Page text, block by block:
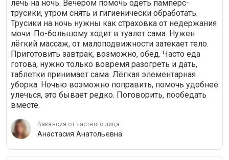
лечь на ночь. Вечером помочь одеть памперс-
трусики, утром снять и гигиенически обработать.
Трусики на ночь нужны как страховка от недержания
мочи. По-большому ходит в туалет сама. Нужен
лёгкий массаж, от малоподвижности затекает тело.
Приготовить завтрак, возможно, обед. Часто еда
готова, нужно только вовремя разогреть и дать,
таблетки принимает сама. Лёгкая элементарная
уборка. Ночью возможно поправить, помочь удобнее
улечься, это бывает редко. Поговорить, пообедать
вместе.
Вакансия от частного лица
Анастасия Анатольевна